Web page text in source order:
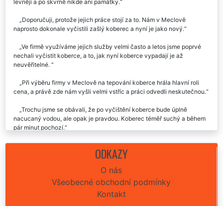
vyměnit, ale bylo mi nabídnuto vyčištění, které finančně vyšlo daleko
Doporučuji, protože jejich práce stojí za to. Nám v Meclově
Ve firmě využíváme jejich služby velmi často a letos jsme poprvé
nechali vyčistit koberce, a to, jak nyní koberce vypadají je až
Při výběru firmy v Meclově na tepování koberce hrála hlavní roli
Trochu jsme se obávali, že po vyčištění koberce bude úplně
nacucaný vodou, ale opak je pravdou. Koberec téměř suchý a během
Moc děkujeme za vyčištění. Koberec bychom jinak vyhodili.
Skvěle vyčištěný flek a celý byt nám krásně voní.
ODKAZY
O nás
Všeobecné obchodní podmínky